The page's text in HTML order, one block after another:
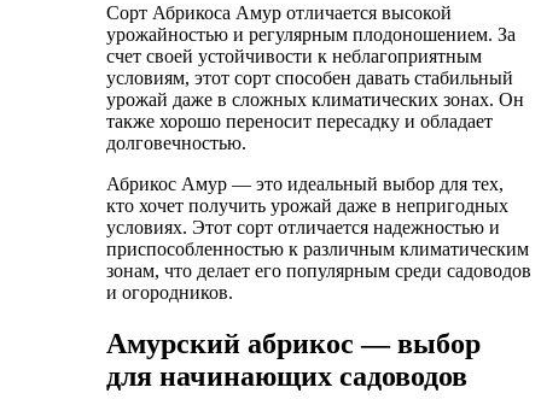
Сорт Абрикоса Амур отличается высокой
урожайностью и регулярным плодоношением. За
счет своей устойчивости к неблагоприятным
условиям, этот сорт способен давать стабильный
урожай даже в сложных климатических зонах. Он
также хорошо переносит пересадку и обладает
долговечностью.
Абрикос Амур — это идеальный выбор для тех,
кто хочет получить урожай даже в непригодных
условиях. Этот сорт отличается надежностью и
приспособленностью к различным климатическим
зонам, что делает его популярным среди садоводов
и огородников.
Амурский абрикос — выбор
для начинающих садоводов